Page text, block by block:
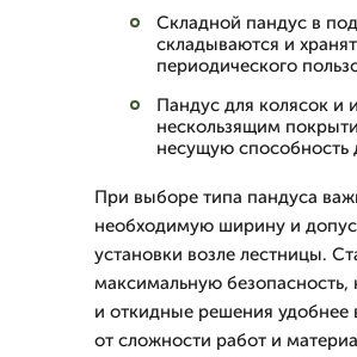
Складной пандус в
складываются и
периодического
Пандус для колясок и
нескользящим
несущую способность
При выборе типа пандуса
необходимую ширину и
установки возле лестницы.
максимальную безопасность,
и откидные решения удобнее
от сложности работ и